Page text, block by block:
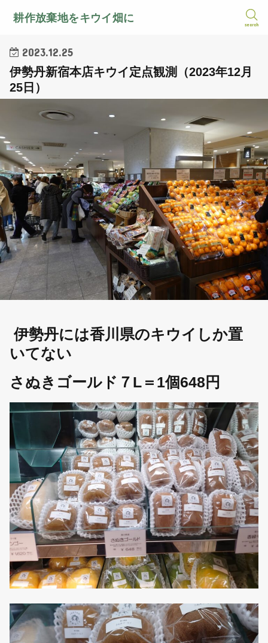
耕作放棄地をキウイ畑に
search
2023.12.25
伊勢丹新宿本店キウイ定点観測（2023年12月
25日）
伊勢丹には香川県のキウイしか置
いてない
さぬきゴールド７L＝1個648円